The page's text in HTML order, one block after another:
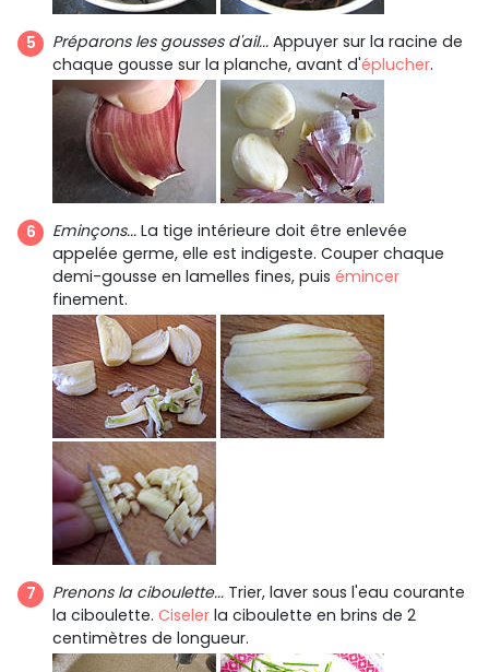
Préparons les gousses d'ail... Appuyer sur la racine de
chaque gousse sur la planche, avant d'éplucher.
Eminçons... La tige intérieure doit être enlevée
appelée germe, elle est indigeste. Couper chaque
demi-gousse en lamelles fines, puis émincer
finement.
Prenons la ciboulette... Trier, laver sous l'eau courante
la ciboulette. Ciseler la ciboulette en brins de 2
centimètres de longueur.